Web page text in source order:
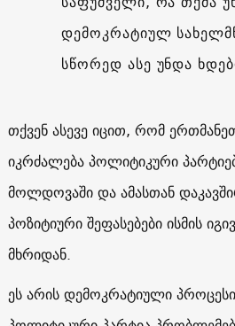
დემოკრატიულ
სწორედ ასე უნდა
თქვენ ასევე იცით, რომ
იკრძალება პოლიტიკური
მოლდოვაში და ამასთან
პოზიტიური შეფასებები ისმის
მხრიდან.
ეს არის დემოკრატიული